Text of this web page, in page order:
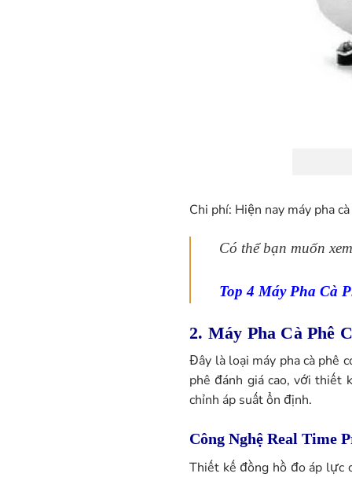
Chi phí: Hiện nay máy pha
Có thể bạn muốn
Top 4 Máy Pha Cà
2. Máy Pha Cà Phê
Đây là loại máy pha cà phê
phê đánh giá cao, với
chỉnh áp suất ổn định.
Công Nghệ Real Time
Thiết kế đồng hồ đo áp lực